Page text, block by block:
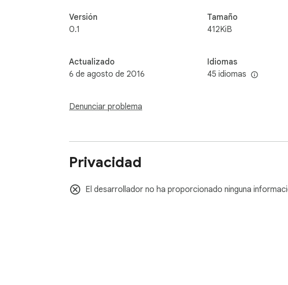
Versión
0.1
Actualizado
6 de agosto de 2016
Denunciar problema
Tamaño
412KiB
Idiomas
45 idiomas
Privacidad
El desarrollador no ha proporcionado ninguna